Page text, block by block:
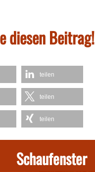
diesen Beitrag!
teilen
teilen
teilen
Schaufenster